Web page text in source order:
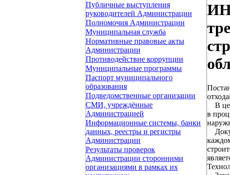
Публичные выступления
руководителей Администрации
Полномочия Администрации
Муниципальная служба
Нормативные правовые акты
Администрации
Противодействие коррупции
Муниципальные программы
Паспорт муниципального
образования
Подведомственные организации
СМИ, учреждённые
Администрацией
Информационные системы, банки
данных, реестры и регистры
Администрации
Результаты проверок
Администрации сторонними
организациями в рамках их
В
в